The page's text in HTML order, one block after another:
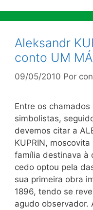
Aleksandr
conto UM
09/05/2010 Por
Entre os
simbolistas,
devemos citar a
KUPRIN,
família destinava à
cedo optou pela
sua primeira obra
1896, tendo se
agudo observador.